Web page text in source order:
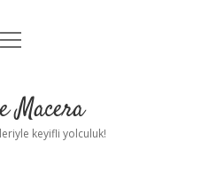
Uyarı
menüyü
Macera
keyifli yolculuk!